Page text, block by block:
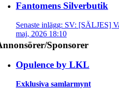
Fantomens Silverbutik
Senaste inlägg: SV: [SÄLJES]
maj, 2026 18:10
Sponsorer
Opulence by LKL
Exklusiva samlarmynt